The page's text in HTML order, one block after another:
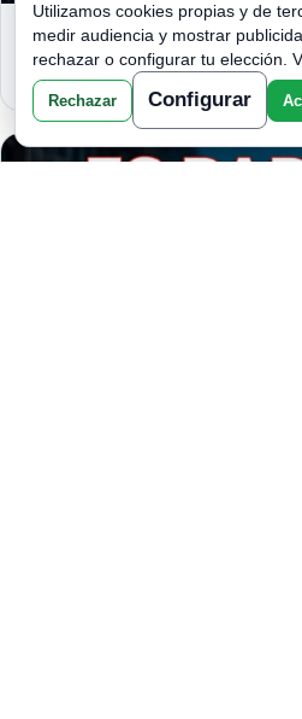
TU PAREJA TE ES
CON ESTOS
Utilizamos cookies propias y de
medir audiencia y mostrar
rechazar o configurar tu elección.
Rechazar Configurar